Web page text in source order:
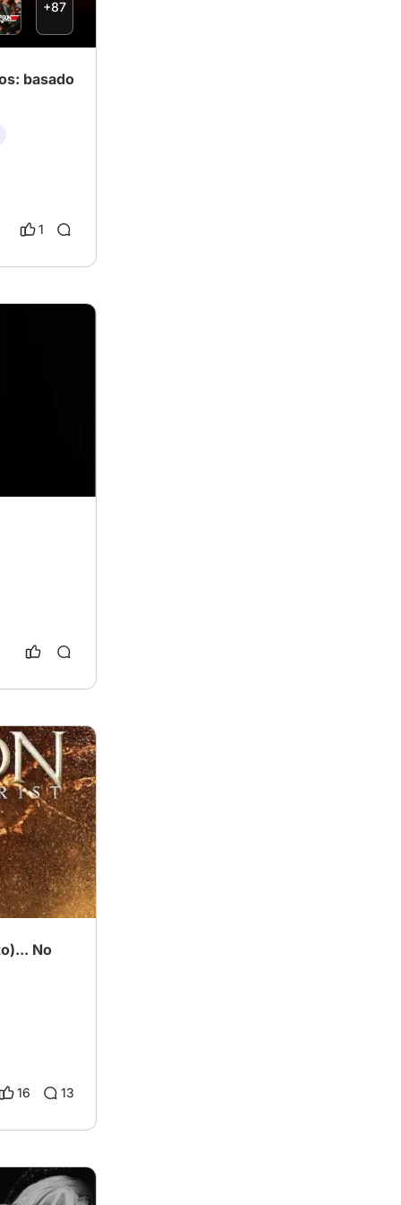
+87
basado
1
No
16 13